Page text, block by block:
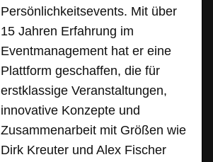
Persönlichkeitsevents. Mit über
15 Jahren Erfahrung im
Eventmanagement hat er eine
Plattform geschaffen, die für
erstklassige Veranstaltungen,
innovative Konzepte und
Zusammenarbeit mit Größen wie
Dirk Kreuter und Alex Fischer